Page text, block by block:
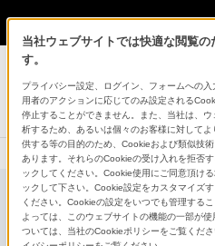
サウンドバー／ホームシア
サウンドバー
BRAVIA Theatre Bar 7
当社ウェブサイトでは快適な閲覧
す。
プライバシー設定、ログイン、フォームへの
用者のアクションに応じてのみ設定される
停止することができません。また、当社は、
析するため、あるいは個々のお客様に対して
供する等の目的のため、Cookieおよび類似技
あります。それらのCookieの受け入れを拒否
ックしてください。Cookie使用にご同意頂け
ックして下さい。Cookie設定をカスタマイズ
ください。Cookieの設定をいつでも管理する
よっては、このウェブサイトの機能の一部が
ついては、当社のCookieポリシーをご覧くだ